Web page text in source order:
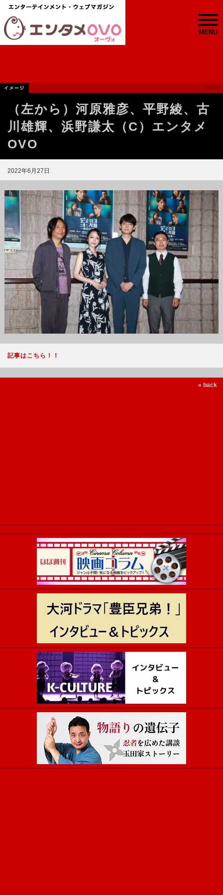
MENU
（左から）河原雅彦、平野綾、古
川雄輝、浜野謙太（C）エンタメ
OVO
2022年6月27日
記事はこちら！！
« back